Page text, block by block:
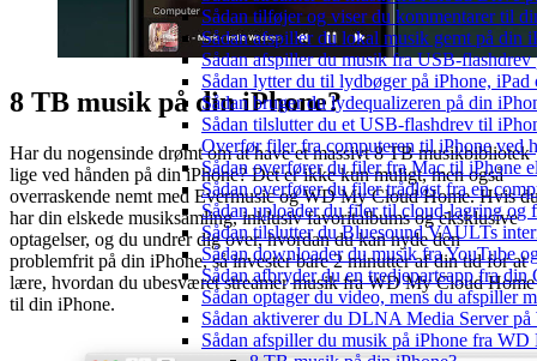
Sådan tilføjer og viser du kommentarer til
Sådan afspiller du lokal musik gemt på din
Sådan afspiller du musik fra USB-
Sådan lytter du til lydbøger på iPhone,
Sådan bruger du lydequalizeren på din
Sådan tilslutter du et USB-flashdrev til
Overfør filer fra computeren til iPhone
Sådan overfører du filer fra Mac til iPhone
Sådan overfører du filer trådløst fra en
Sådan uploader du filer til cloud-lagring
Sådan tilslutter du Bluesound VAULTs
Sådan downloader du musik fra YouTube
Sådan afbryder du en tredjepartsapp fra din
Sådan optager du video, mens du afspiller
Sådan aktiverer du DLNA Media Server
Sådan afspiller du musik på iPhone fra
8 TB musik på din iPhone?
Har du nogensinde drømt om at have et massivt 8 TB musikbibliotek
lige ved hånden på din iPhone? Det er ikke kun muligt, men også
overraskende nemt med Evermusic og WD My Cloud Home. Hvis
har din elskede musiksamling, inklusiv favoritalbums og eksklusive
optagelser, og du undrer dig over, hvordan du kan nyde den
problemfrit på din iPhone, så invester bare 2 minutter af din tid for at
lære, hvordan du ubesværet streamer musik fra WD My Cloud Home
til din iPhone.